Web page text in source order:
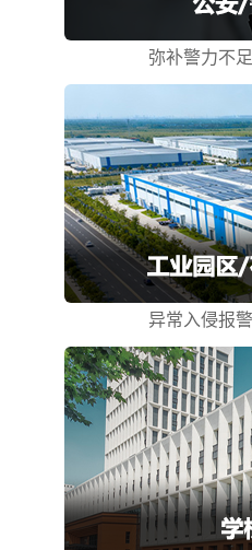
弥补警力不
异常入侵报